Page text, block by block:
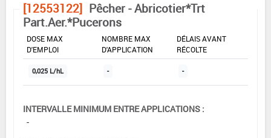
[12553122] Pêcher - Abricotier*Trt
Part.Aer.*Pucerons
DOSE MAX
D'EMPLOI
NOMBRE MAX
D'APPLICATION
DÉLAIS AVANT
RÉCOLTE
0,025 L/hL - -
INTERVALLE MINIMUM ENTRE APPLICATIONS :
-